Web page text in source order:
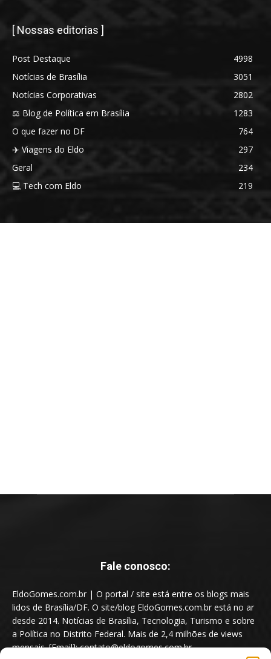
[ Nossas editorias ]
Post Destaque
4998
Notícias de Brasília
3051
Notícias Corporativas
2802
⚖️ Blog de Política em Brasília
1283
O que fazer no DF
764
✈️ Viagens do Eldo
297
Geral
234
💻 Tech com Eldo
219
Fale conosco:
EldoGomes.com.br | O portal / site está entre os blogs mais
lidos de Brasília/DF. O site/blog EldoGomes.com.br está no ar
desde 2014. Notícias de Brasília, Tecnologia, Turismo e sobre
a Política no Distrito Federal. Mais de 2,4 milhões de views
mensais. [Email]: contato@eldogomes.com.br